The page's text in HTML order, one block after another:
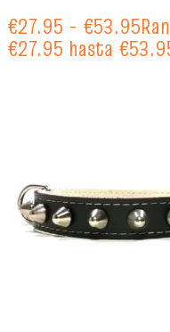
€27.95 - €53.95
€27.95 hasta